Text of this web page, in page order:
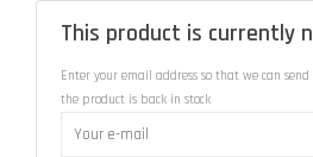
This product is currently
Enter your email address so that we can send
the product is back in stock